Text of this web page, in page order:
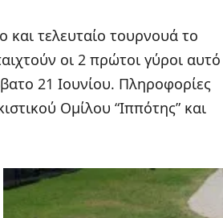
και τελευταίο τουρνουά το
οι 2 πρώτοι γύροι αυτό
21 Ιουνίου. Πληροφορίες
Ομίλου “Ιππότης” και